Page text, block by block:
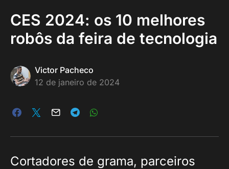
CES 2024: os 10 melhores
robôs da feira de tecnologia
Victor Pacheco
12 de janeiro de 2024
Cortadores de grama, parceiros